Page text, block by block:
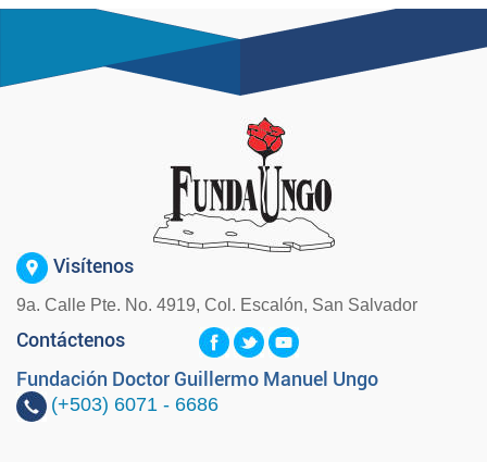
Visítenos
9a. Calle Pte. No. 4919, Col. Escalón, San Salvador
Contáctenos
Fundación Doctor Guillermo Manuel Ungo
(+503) 6071 - 6686